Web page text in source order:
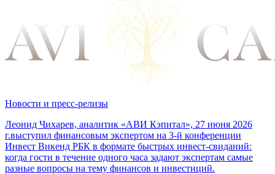
Новости и пресс-релизы
Леонид Чихарев, аналитик «АВИ Кэпитал», 27 июня 2026
г.выступил финансовым экспертом на 3-й конференции
Инвест Викенд РБК в формате быстрых инвест-свиданий:
когда гости в течение одного часа задают экспертам самые
разные вопросы на тему финансов и инвестиций.